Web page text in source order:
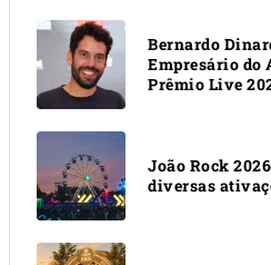
Bernardo
Empresário do
Prêmio Live
João Rock
diversas